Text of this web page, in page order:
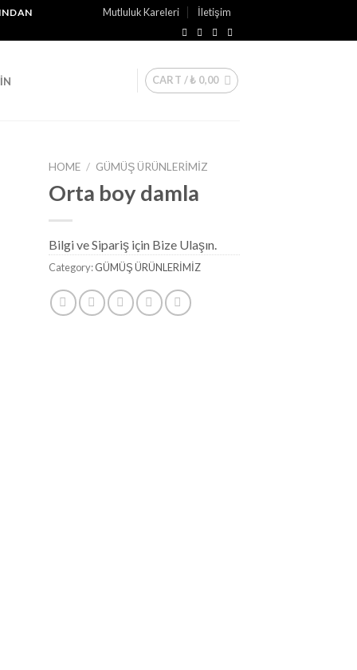
Mutluluk Kareleri İletişim
CART /₺ 0,00
HOME / GÜMÜŞ ÜRÜNLERİMİZ
Orta boy damla
Bilgi ve Sipariş için Bize Ulaşın.
Category:GÜMÜŞ ÜRÜNLERİMİZ